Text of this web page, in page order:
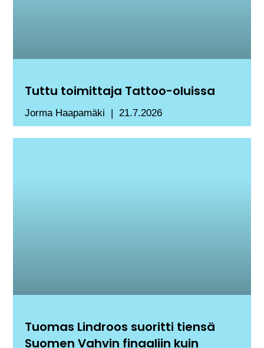
Tuttu toimittaja Tattoo-oluissa
Jorma Haapamäki 21.7.2026
Tuomas Lindroos suoritti tiensä
Suomen Vahvin finaaliin kuin